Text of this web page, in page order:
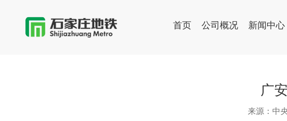
首页 公司概况 新闻中心
广
来源：中